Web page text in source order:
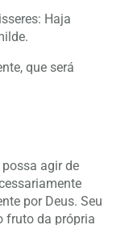
Haja
que será
agir de
por Deus. Seu
fruto da própria